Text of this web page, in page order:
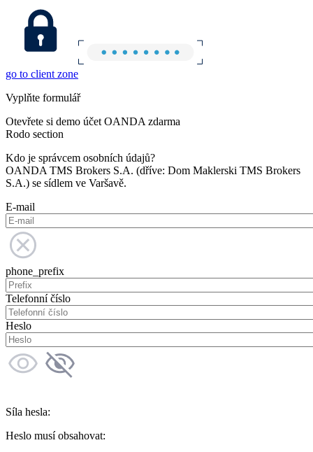
go to client zone
Vyplňte formulář
Otevřete si demo účet OANDA zdarma
Rodo section
Kdo je správcem osobních údajů?
OANDA TMS Brokers S.A. (dříve: Dom Maklerski TMS Brokers
S.A.) se sídlem ve Varšavě.
E-mail
phone_prefix
Telefonní číslo
Heslo
Síla hesla:
Heslo musí obsahovat: